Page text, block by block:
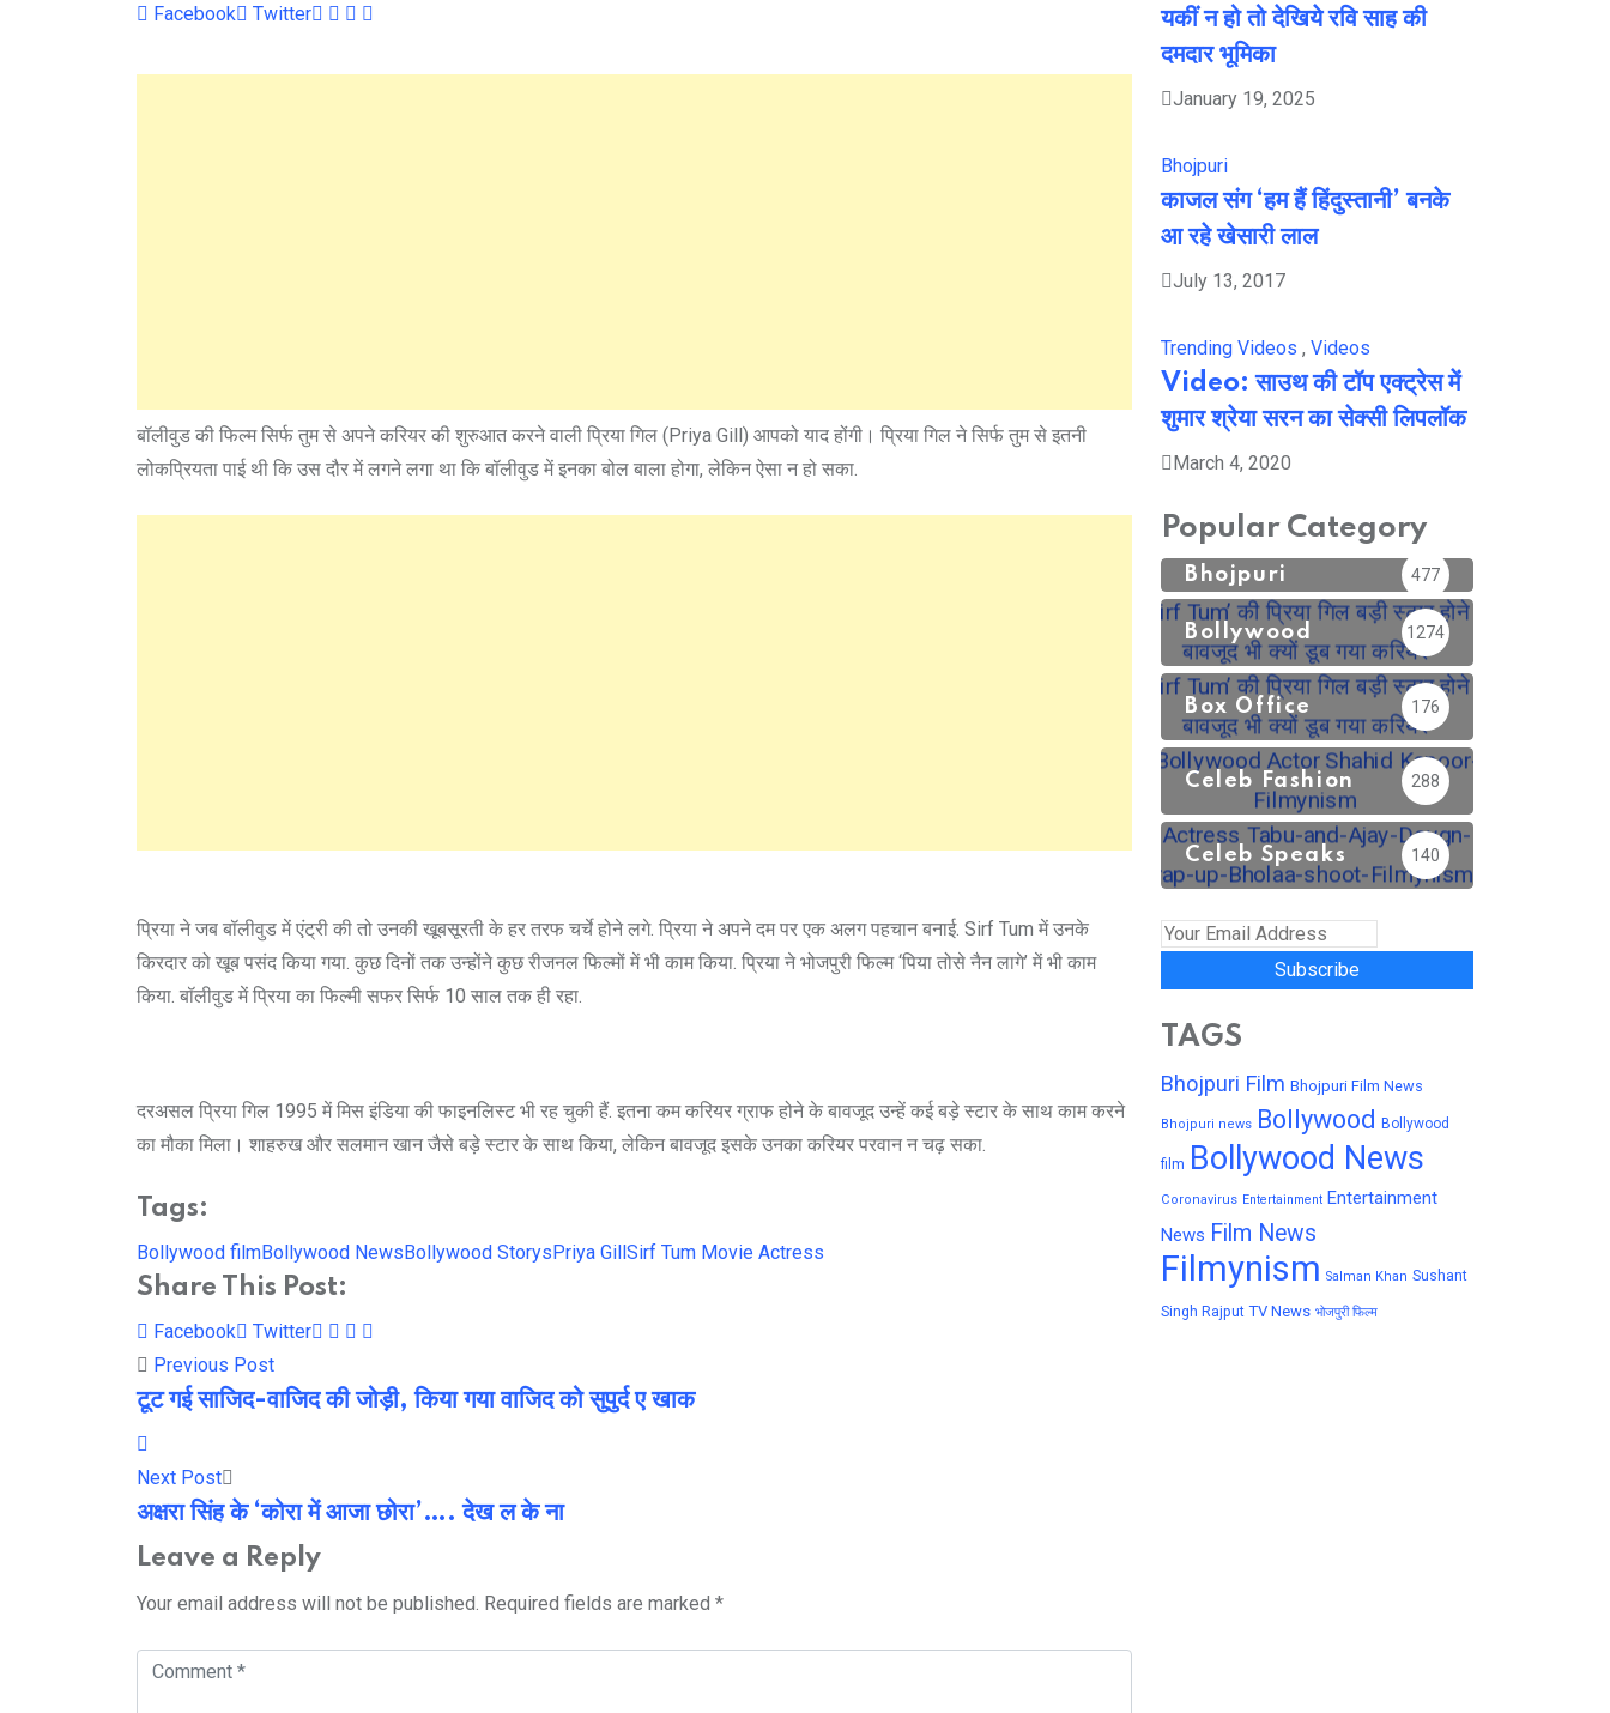
Facebook Twitter Youtube
LinkedIn
Whatsapp
बॉलीवुड की फिल्म सिर्फ तुम से अपने करियर की शुरुआत करने वाली प्रिया गिल (Priya Gill) आपको याद होंगी। प्रिया गिल ने सिर्फ तुम से इतनी
लोकप्रियता पाई थी कि उस दौर में लगने लगा था कि बॉलीवुड में इनका बोल बाला होगा, लेकिन ऐसा न हो सका.
प्रिया ने जब बॉलीवुड में एंट्री की तो उनकी खूबसूरती के हर तरफ चर्चे होने लगे. प्रिया ने अपने दम पर एक अलग पहचान बनाई. Sirf Tum में उनके
किरदार को खूब पसंद किया गया. कुछ दिनों तक उन्होंने कुछ रीजनल फिल्मों में भी काम किया. प्रिया ने भोजपुरी फिल्म ‘पिया तोसे नैन लागे’ में भी काम
किया. बॉलीवुड में प्रिया का फिल्मी सफर सिर्फ 10 साल तक ही रहा.
दरअसल प्रिया गिल 1995 में मिस इंडिया की फाइनलिस्ट भी रह चुकी हैं. इतना कम करियर ग्राफ होने के बावजूद उन्हें कई बड़े स्टार के साथ काम करने
का मौका मिला। शाहरुख और सलमान खान जैसे बड़े स्टार के साथ किया, लेकिन बावजूद इसके उनका करियर परवान न चढ़ सका.
Tags:
Bollywood filmBollywood NewsBollywood StorysPriya GillSirf Tum Movie Actress
Share This Post:
Facebook Twitter Youtube
LinkedIn
Whatsapp
Previous Post
टूट गई साजिद-वाजिद की जोड़ी, किया गया वाजिद को सुपुर्द ए खाक
Next Post
अक्षरा सिंह के ‘कोरा में आजा छोरा’…. देख ल के ना
Leave a Reply
Your email address will not be published. Required fields are marked *
यकीं न हो तो देखिये रवि साह की
दमदार भूमिका
January 19, 2025
Bhojpuri
काजल संग ‘हम हैं हिंदुस्तानी’ बनके
आ रहे खेसारी लाल
July 13, 2017
Trending Videos , Videos
Video: साउथ की टॉप एक्ट्रेस में
शुमार श्रेया सरन का सेक्सी लिपलॉक
March 4, 2020
Popular Category
Bhojpuri 477
Bollywood 1274
Box Office 176
Celeb Fashion 288
Celeb Speaks 140
Subscribe
TAGS
Bhojpuri Film Bhojpuri Film News
Bhojpuri news Bollywood Bollywood
film Bollywood News
Coronavirus Entertainment Entertainment
News Film News
Filmynism Salman Khan Sushant
Singh Rajput TV News भोजपुरी फिल्म